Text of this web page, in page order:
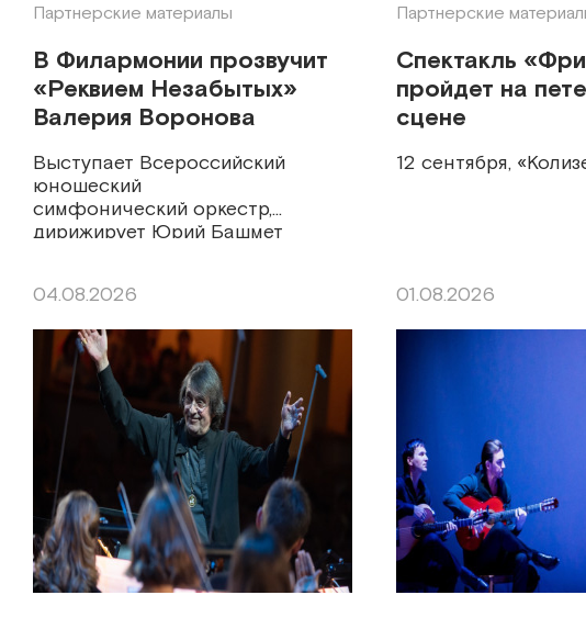
Партнерские материалы
В Филармонии прозвучит
«Реквием Незабытых»
Валерия Воронова
Выступает Всероссийский
юношеский
симфонический оркестр,
дирижирует Юрий Башмет
04.08.2026
Партнерские
Спектакль
пройдет на
сцене
12 сентября,
01.08.2026